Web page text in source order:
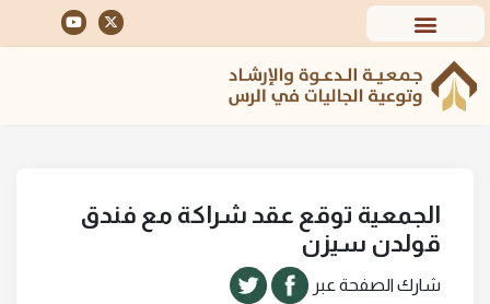
الجمعية توقع عقد شراكة مع فندق
قولدن سيزن
شارك الصفحة عبر